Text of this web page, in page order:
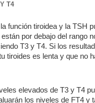
T4
función tiroidea y la TSH
por debajo del rango
T3 y T4. Si los
tiroides es lenta y que no
elevados de T3 y T4
los niveles de FT4 y